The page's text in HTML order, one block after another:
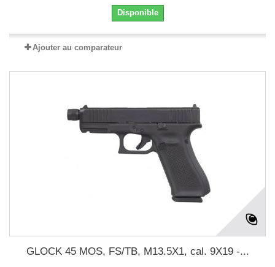
Disponible
Ajouter au comparateur
GLOCK 45 MOS, FS/TB, M13.5X1, cal. 9X19 -...